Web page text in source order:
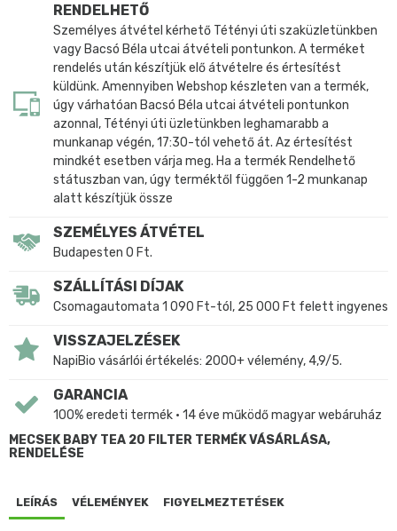
RENDELHETŐ
Személyes átvétel kérhető Tétényi úti szaküzletünkben
vagy Bacsó Béla utcai átvételi pontunkon. A terméket
rendelés után készítjük elő átvételre és értesítést
küldünk. Amennyiben Webshop készleten van a termék,
úgy várhatóan Bacsó Béla utcai átvételi pontunkon
azonnal, Tétényi úti üzletünkben leghamarabb a
munkanap végén, 17:30-tól vehető át. Az értesítést
mindkét esetben várja meg. Ha a termék Rendelhető
státuszban van, úgy terméktől függően 1-2 munkanap
alatt készítjük össze
SZEMÉLYES ÁTVÉTEL
Budapesten 0 Ft.
SZÁLLÍTÁSI DÍJAK
Csomagautomata 1 090 Ft-tól, 25 000 Ft felett ingyenes
VISSZAJELZÉSEK
NapiBio vásárlói értékelés: 2000+ vélemény, 4,9/5.
GARANCIA
100% eredeti termék • 14 éve működő magyar webáruház
MECSEK BABY TEA 20 FILTER TERMÉK VÁSÁRLÁSA,
RENDELÉSE
LEÍRÁS VÉLEMÉNYEK FIGYELMEZTETÉSEK